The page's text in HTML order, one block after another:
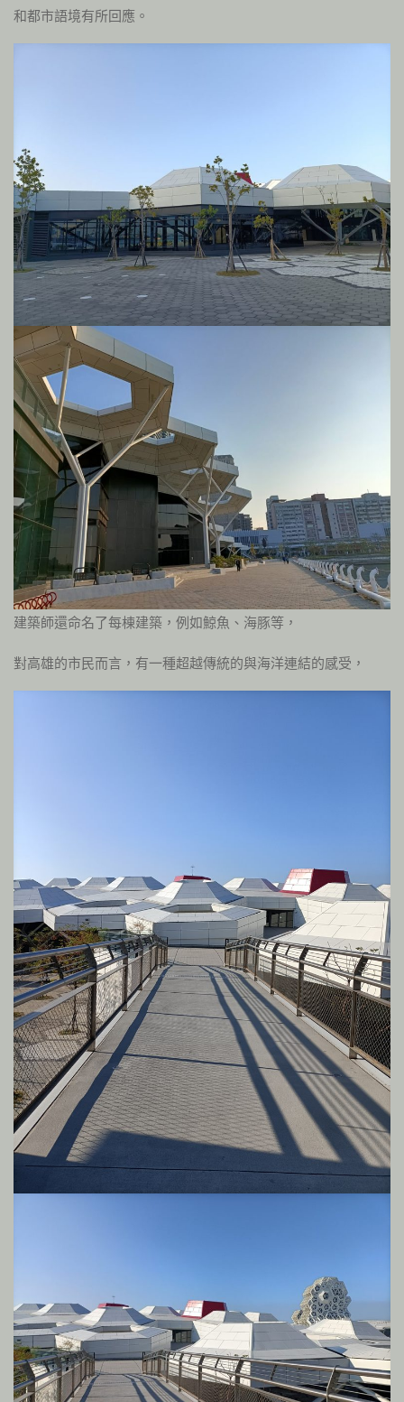
和都市語境有所回應。
建築師還命名了每棟建築，例如鯨魚、海豚等，
對高雄的市民而言，有一種超越傳統的與海洋連結的感受，